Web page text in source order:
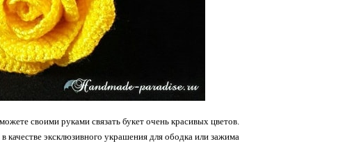
своими руками связать букет очень красивых цветов.
эксклюзивного украшения для ободка или зажима